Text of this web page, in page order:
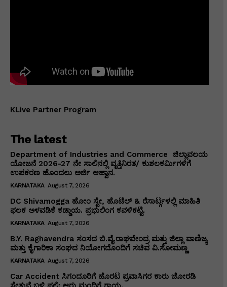
KLive Partner Program
The latest
Department of Industries and Commerce ಜಿಲ್ಲಾವಲಯ
ಯೋಜನೆ 2026-27 ನೇ ಸಾಲಿನಲ್ಲಿ ವೃತ್ತಿನಿರತ/ ಕುಶಲಕರ್ಮಿಗಳಿಗೆ
ಉಪಕರಣ ಹೊಂದಲು ಅರ್ಜಿ ಆಹ್ವಾನ.
KARNATAKA August 7, 2026
DC Shivamogga ಹೋಂ ಸ್ಟೇ, ಹೊಟೆಲ್ & ರೆಸಾರ್ಟ್ಗಳಲ್ಲಿ ಮಾಹಿತಿ
ಫಲಕ ಅಳವಡಿಕೆ ಕಡ್ಡಾಯ. ಪ್ರಭುಲಿಂಗ ಕವಳಿಕಟ್ಟಿ.
KARNATAKA August 7, 2026
B.Y. Raghavendra ಸಂಸದ ಬಿ.ವೈ.ರಾಘವೇಂದ್ರ ಮತ್ತು ಜಿಲ್ಲಾ ವಾಣಿಜ್ಯ
ಮತ್ತು ಕೈಗಾರಿಕಾ ಸಂಘದ ನಿಯೋಗದೊಂದಿಗೆ ಸಚಿವ ವಿ‌.ಸೋಮಣ್ಣ
KARNATAKA August 7, 2026
Car Accident ಸಿಗಂದೂರಿಗೆ ಹೊರಟ ಪ್ರವಾಸಿಗರ ಕಾರು ಚೋರಡಿ